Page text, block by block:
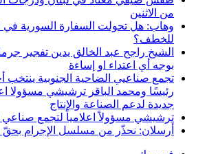
من الاثنين
وهاب: هل تحولت السفارة السورية في
للخطف؟
الشيخ راجح عبد الخالق يدين تفجير
بوجه أي اعتداء او إساءة
تجمع صناعيي الضاحية الجنوبية
رئيسًا ومحمد الباقر ترشيشي مسؤولا
جديدة لدعم الصناعة والإنتاج
ترشيشي مسؤولاً اعلامياً لتجمع صناعي
أرسلان: نحذّر من مسلسل الإجرام بحقّ